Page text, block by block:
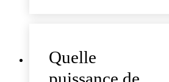
Quelle